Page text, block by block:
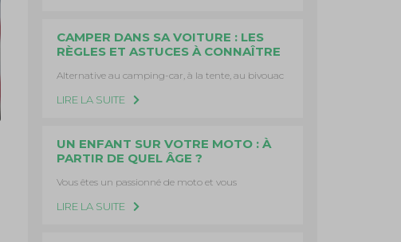
CAMPER DANS SA VOITURE : LES
RÈGLES ET ASTUCES À CONNAÎTRE
Alternative au camping-car, à la tente, au bivouac
LIRE LA SUITE
UN ENFANT SUR VOTRE MOTO : À
PARTIR DE QUEL ÂGE ?
Vous êtes un passionné de moto et vous
LIRE LA SUITE